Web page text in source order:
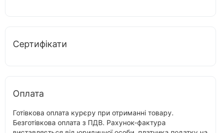
Сертифікати
Оплата
Готівкова оплата курєру при отриманні товару.
Безготівкова оплата з ПДВ. Рахунок-фактура